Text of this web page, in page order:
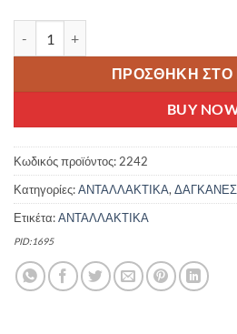
ΠΡΟΣΘΉΚΗ ΣΤΟ
BUY
Κωδικός προϊόντος: 2242
Κατηγορίες:ΑΝΤΑΛΛΑΚΤΙΚΑ,
Ετικέτα:ΑΝΤΑΛΛΑΚΤΙΚΑ
PID:1695